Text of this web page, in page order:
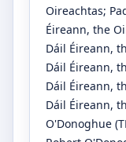
Oireachtas;
Éireann, the
Dáil Éireann,
Dáil Éireann,
Dáil Éireann,
Dáil Éireann,
O'Donoghue